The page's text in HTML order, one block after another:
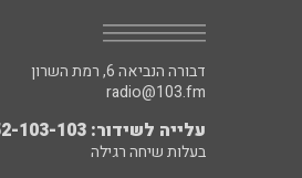
דבורה הנביאה 6, רמת השרון
radio@103.fm
עלייה לשידור: 0552-103-103
בעלות שיחה רגילה